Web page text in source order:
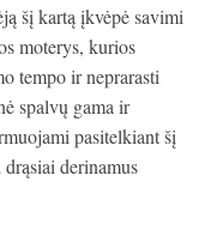
šį kartą įkvėpė savimi
moterys, kurios
tempo ir neprarasti
spalvų gama ir
pasitelkiant šį
derinamus